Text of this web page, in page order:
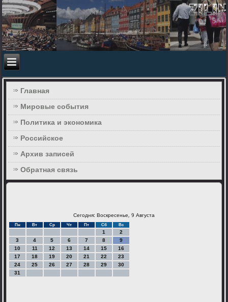
Главная
Мировые события
Политика и экономика
Российское
Архив записей
Обратная связь
Сегодня: Воскресенье, 9 Августа
Пн Вт Ср Чт Пт Сб Вс
1
2
3
4 5 6 7 8
9
10
11 12 13 14 15
16
17
18 19 20 21 22
23
24
25 26 27 28 29
30
31